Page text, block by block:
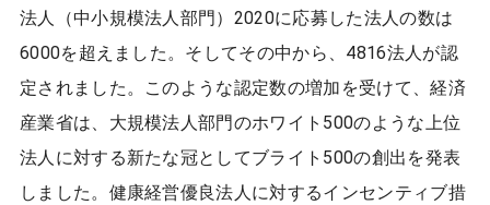
法人（中小規模法人部門）2020に応募した法人の数は
6000を超えました。そしてその中から、4816法人が認
定されました。このような認定数の増加を受けて、経済
産業省は、大規模法人部門のホワイト500のような上位
法人に対する新たな冠としてブライト500の創出を発表
しました。健康経営優良法人に対するインセンティブ措